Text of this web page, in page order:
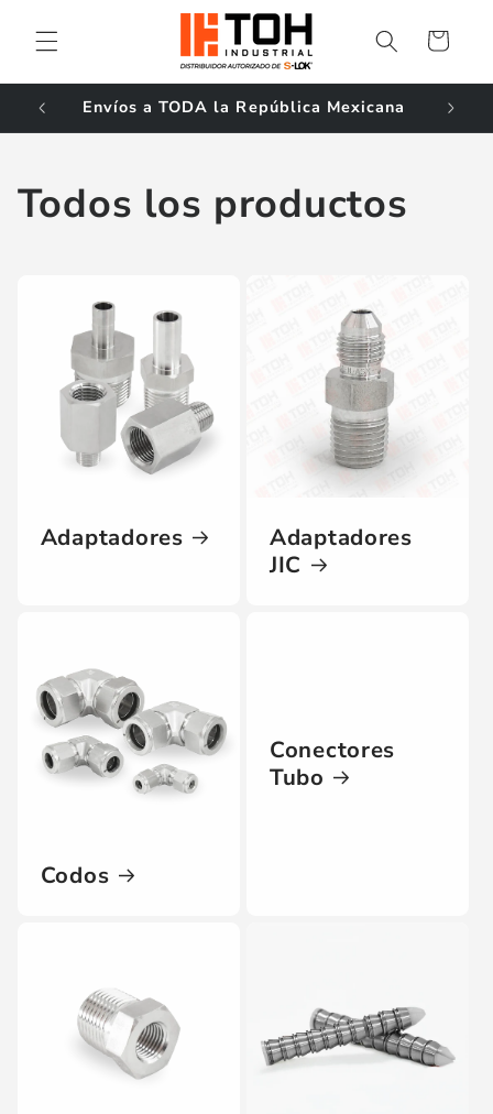
directamente
al contenido Carrito
Envíos a TODA la República Mexicana
Todos los productos
Adaptadores
Adaptadores
JIC
Codos
Conectores
Tubo